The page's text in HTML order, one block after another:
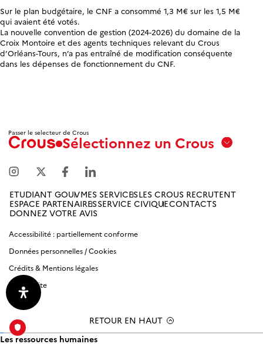
Les ressources humaines
Sur le plan budgétaire, le CNF a consommé 1,3 M€ sur les 1,5 M€
qui avaient été votés.
La nouvelle convention de gestion (2024-2026) du domaine de la
Croix Montoire et des agents techniques relevant du Crous
d’Orléans-Tours, n’a pas entraîné de modification conséquente
dans les dépenses de fonctionnement du CNF.
Passer le selecteur de CrousSélectionnez un Crous
Marseille
Amiens
Antilles
Guyane
Bordeaux-
Aquitaine
Bourgogne
ETUDIANT GOUVMES SERVICESLES CROUS RECRUTENT
ESPACE PARTENAIRESSERVICE CIVIQUECONTACTS
DONNEZ VOTRE AVIS
Accessibilité : partiellement conforme
Données personnelles / Cookies
Crédits & Mentions légales
Plan du site
RETOUR EN HAUT